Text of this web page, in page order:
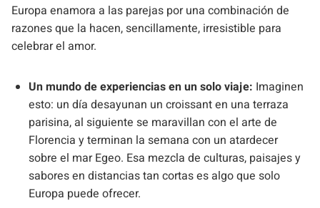
Europa enamora a las parejas por una combinación de
razones que la hacen, sencillamente, irresistible para
celebrar el amor.
Un mundo de experiencias en un solo viaje: Imaginen
esto: un día desayunan un croissant en una terraza
parisina, al siguiente se maravillan con el arte de
Florencia y terminan la semana con un atardecer
sobre el mar Egeo. Esa mezcla de culturas, paisajes y
sabores en distancias tan cortas es algo que solo
Europa puede ofrecer.